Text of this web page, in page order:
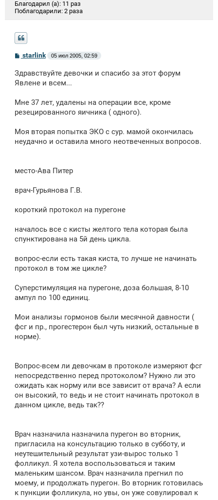
Благодарил (а): 11 раз
Поблагодарили: 2 раза
С
б
щ
и
starlink 05 июл 2005, 02:59
Здравствуйте девочки и спасибо за этот форум
Явлене и всем...
Мне 37 лет, удалены на операции все, кроме
резецированного яичника ( одного).
Моя вторая попытка ЭКО с сур. мамой окончилась
неудачно и оставила много неотвеченных вопросов.
место-Ава Питер
врач-Гурьянова Г.В.
короткий протокол на пурегоне
началось все с кисты желтого тела которая была
спунктирована на 5й день цикла.
вопрос-если есть такая киста, то лучше не начинать
протокол в том же цикле?
Суперстимуляция на пурегоне, доза большая, 8-10
ампул по 100 единиц.
Мои анализы гормонов были месячной давности (
фсг и пр., прогестерон был чуть низкий, остальные в
норме).
Вопрос-всем ли девочкам в протоколе измеряют фсг
непосредственно перед протоколом? Нужно ли это
ожидать как норму или все зависит от врача? А если
он высокий, то ведь и не стоит начинать протокол в
данном цикле, ведь так??
Врач назначила назначила пурегон во вторник,
пригласила на консультацию только в субботу, и
неутешительный результат узи-вырос только 1
фолликул. Я хотела воспользоваться и таким
маленьким шансом. Врач назначила прегнил по
моему, и продолжать пурегон. Во вторник готовилась
к пункции фолликула, но увы, он уже совулировал к